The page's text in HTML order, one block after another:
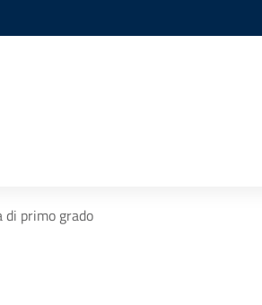
di primo grado